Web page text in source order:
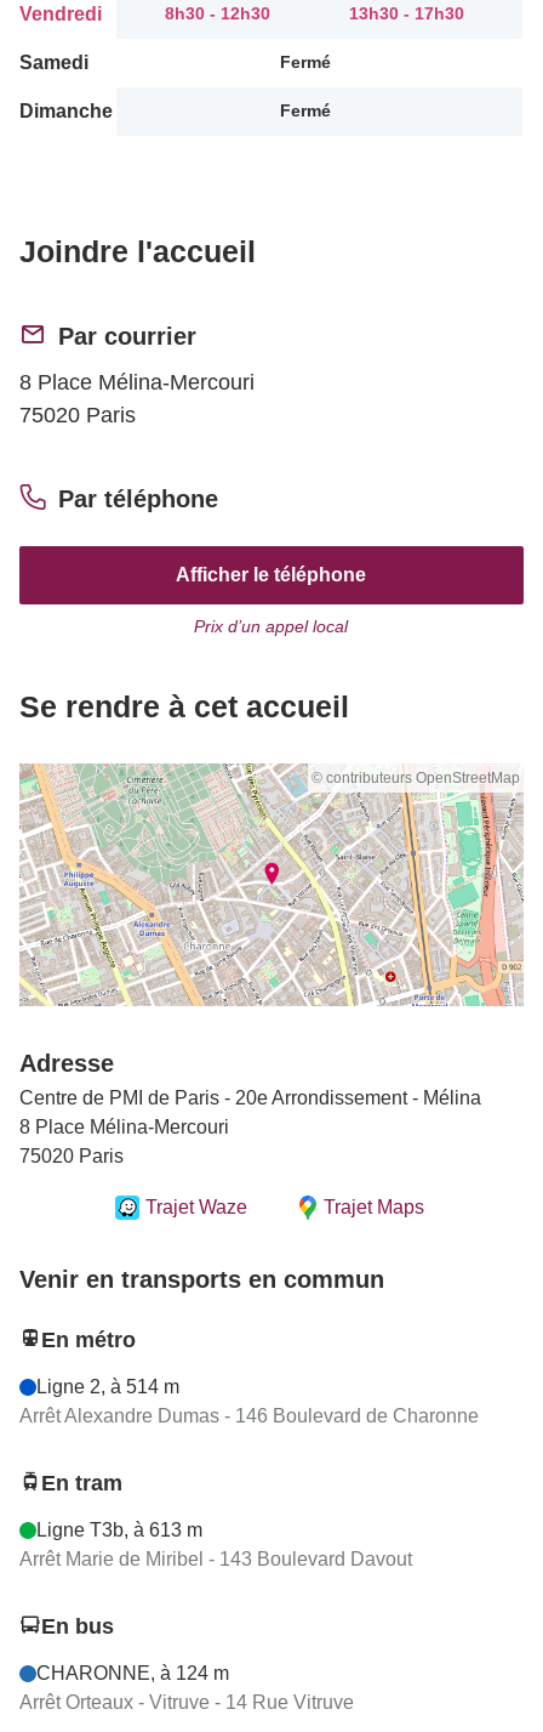
Vendredi 8h30 - 12h30 13h30 - 17h30
Samedi Fermé
Dimanche Fermé
Joindre l'accueil
Par courrier
8 Place Mélina-Mercouri
75020 Paris
Par téléphone
Afficher le téléphone
Prix d’un appel local
Se rendre à cet accueil
© contributeurs OpenStreetMap
Adresse
Centre de PMI de Paris - 20e Arrondissement - Mélina
8 Place Mélina-Mercouri
75020 Paris
Trajet Waze Trajet Maps
Venir en transports en commun
En métro
Ligne 2, à 514 m
Arrêt Alexandre Dumas - 146 Boulevard de Charonne
En tram
Ligne T3b, à 613 m
Arrêt Marie de Miribel - 143 Boulevard Davout
En bus
CHARONNE, à 124 m
Arrêt Orteaux - Vitruve - 14 Rue Vitruve